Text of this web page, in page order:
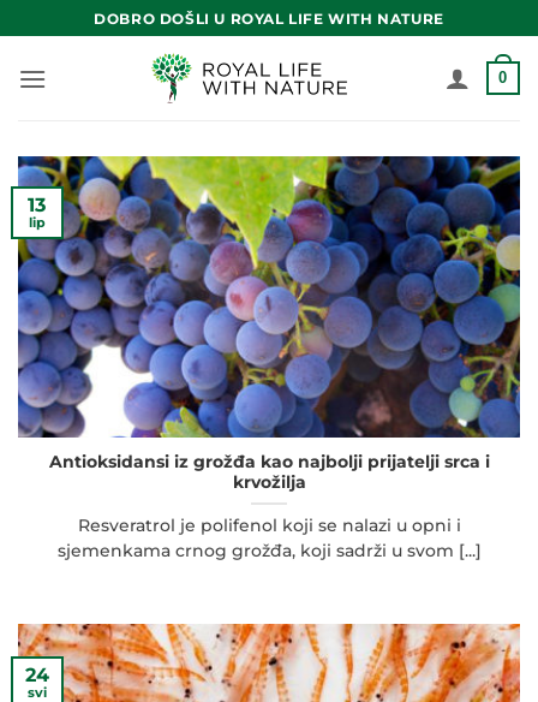
to
content
DOBRO DOŠLI U ROYAL LIFE WITH NATURE
0
Antioksidansi iz grožđa kao najbolji prijatelji srca i
krvožilja
Resveratrol je polifenol koji se nalazi u opni i
sjemenkama crnog grožđa, koji sadrži u svom [...]
13
lip
24
svi